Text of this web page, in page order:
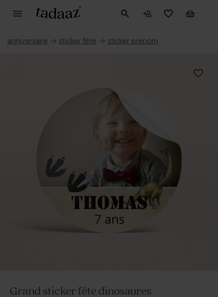
anniversaire → sticker fête → sticker prénom
Grand sticker fête dinosaures